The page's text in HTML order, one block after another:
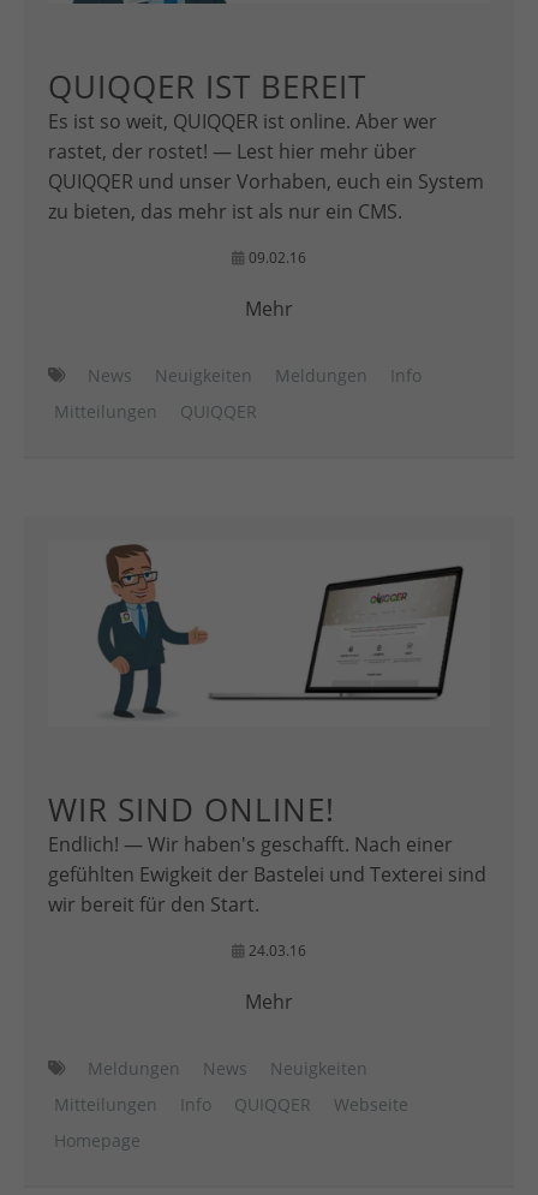
QUIQQER IST BEREIT
Es ist so weit, QUIQQER ist online. Aber wer
rastet, der rostet! — Lest hier mehr über
QUIQQER und unser Vorhaben, euch ein System
zu bieten, das mehr ist als nur ein CMS.
09.02.16
Mehr
News Neuigkeiten Meldungen
Info
Mitteilungen
QUIQQER
WIR SIND ONLINE!
Endlich! — Wir haben's geschafft. Nach einer
gefühlten Ewigkeit der Bastelei und Texterei sind
wir bereit für den Start.
24.03.16
Mehr
Meldungen News
Neuigkeiten
Mitteilungen
Info QUIQQER
Webseite
Homepage